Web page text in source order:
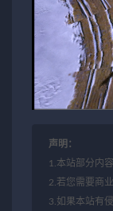
声明：
1.本站部分内
2.若您需要商
3.如果本站有